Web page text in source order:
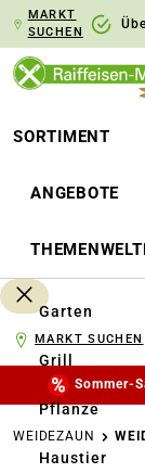
Zur
MARKT
SUCHEN
SORTIMENT
ANGEBOTE
Garten
Grill
Pflanze
Haustier
MARKT SUCHEN
Sommer-
WEIDEZAUN